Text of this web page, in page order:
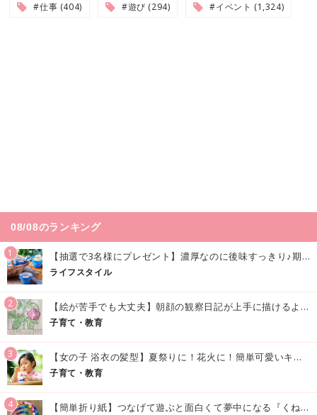
#仕事 (404) #遊び (294) #イベント (1,324)
08/08のランキング
1 【抽選で3名様にプレゼント】濃厚なのに後味すっきり♪期間限定の「メイトーのなめらかプリン カルピス®入りソース」で夏を味わおう！
ライフスタイル
2 【絵が苦手でも大丈夫】朝顔の観察日記が上手に描けるようになる方法｜イラスト付き
子育て・教育
3 【女の子 浴衣の髪型】夏祭りに！花火に！簡単可愛いキッズの浴衣ヘアアレンジまとめ
子育て・教育
4 【簡単折り紙】つなげて遊ぶと面白くて夢中になる『くねくねへびさんの作り方』